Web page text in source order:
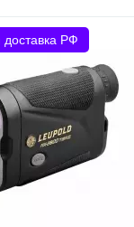
доставка РФ